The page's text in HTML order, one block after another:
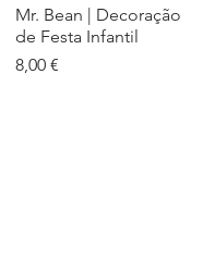
Mr. Bean | Decoração
de Festa Infantil
Preço
8,00 €